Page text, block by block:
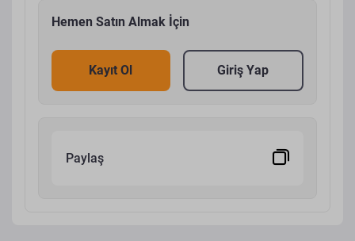
Hemen Satın Almak İçin
Kayıt Ol Giriş Yap
Paylaş